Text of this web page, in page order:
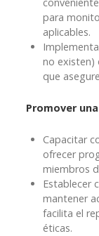
para
aplicables.
no existen)
que
Promover
Capacitar
ofrecer
miembros
Establecer
mantener
facilita el
éticas.